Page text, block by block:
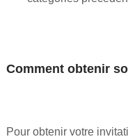
Comment obtenir
Pour obtenir votre